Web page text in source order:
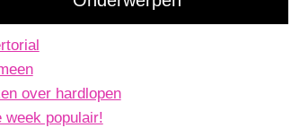
over hardlopen
week populair!